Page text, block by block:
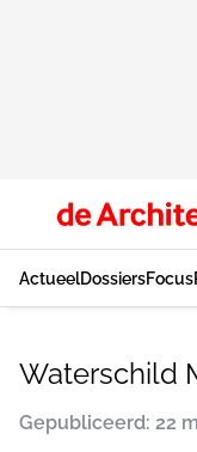
ActueelDossiersFocus
Waterschild
Gepubliceerd: 22